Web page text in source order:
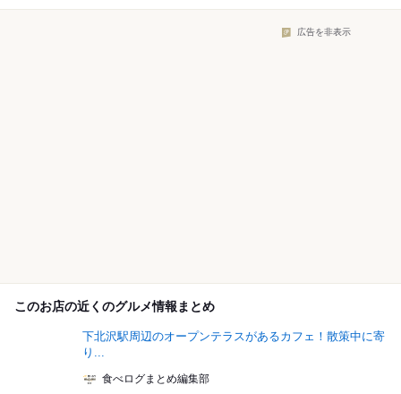
広告を非表示
このお店の近くのグルメ情報まとめ
下北沢駅周辺のオープンテラスがあるカフェ！散策中に寄
り...
食べログまとめ編集部